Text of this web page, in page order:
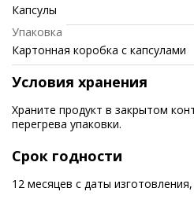
Капсулы
Упаковка
Картонная коробка с капсулами
Условия хранения
Храните продукт в закрытом
перегрева упаковки.
Срок годности
12 месяцев с даты